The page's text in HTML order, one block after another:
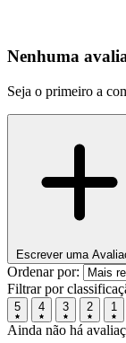
Nenhuma
Seja o primeiro a
Escrever uma
Ordenar por:
Filtrar por
5 4 3 2 1
Ainda não há